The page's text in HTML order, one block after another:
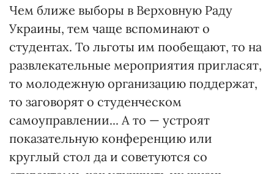
Чем ближе выборы в Верховную Раду
Украины, тем чаще вспоминают о
студентах. То льготы им пообещают, то на
развлекательные мероприятия пригласят,
то молодежную организацию поддержат,
то заговорят о студенческом
самоуправлении... А то — устроят
показательную конференцию или
круглый стол да и советуются со